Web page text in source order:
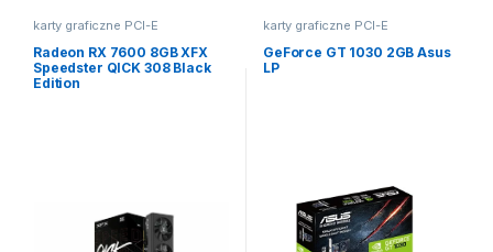
karty graficzne PCI-E
Radeon RX 7600 8GB XFX
Speedster QICK 308 Black
Edition
karty graficzne PCI-E
GeForce GT 1030 2GB Asus
LP